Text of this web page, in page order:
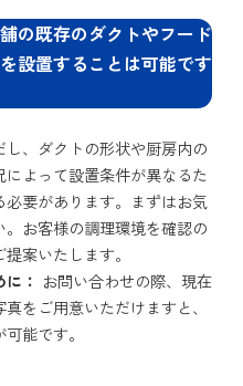
の既存のダクトやフード
設置することは可能です
、ダクトの形状や厨房内の
よって設置条件が異なるた
要があります。まずはお気
お客様の調理環境を確認の
案いたします。
： お問い合わせの際、現在
をご用意いただけますと、
能です。